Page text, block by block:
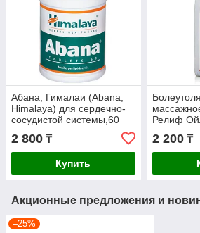
Абана, Гималаи (Abana,
Himalaya) для сердечно-
сосудистой системы,60
таблеток
2 800 ₸
Купить
Релиф
(Pain
100 мл
2 200₸
Акционные предложения и
–25%